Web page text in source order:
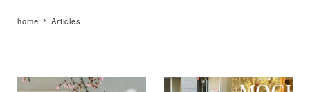
home Articles